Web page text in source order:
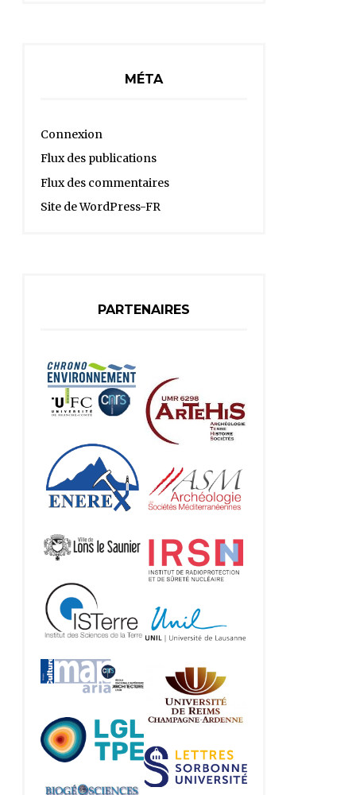
MÉTA
Connexion
Flux des publications
Flux des commentaires
Site de WordPress-FR
PARTENAIRES